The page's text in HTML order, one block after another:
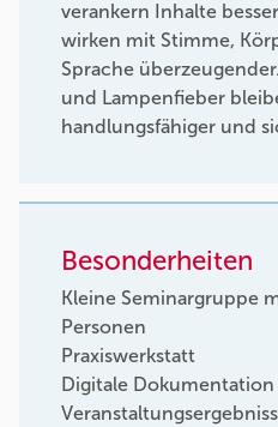
verankern Inhalte
wirken mit Stimme,
Sprache
und Lampenfieber
handlungsfähiger und
Besonderheiten
Kleine Seminargruppe
Personen
Praxiswerkstatt
Digitale